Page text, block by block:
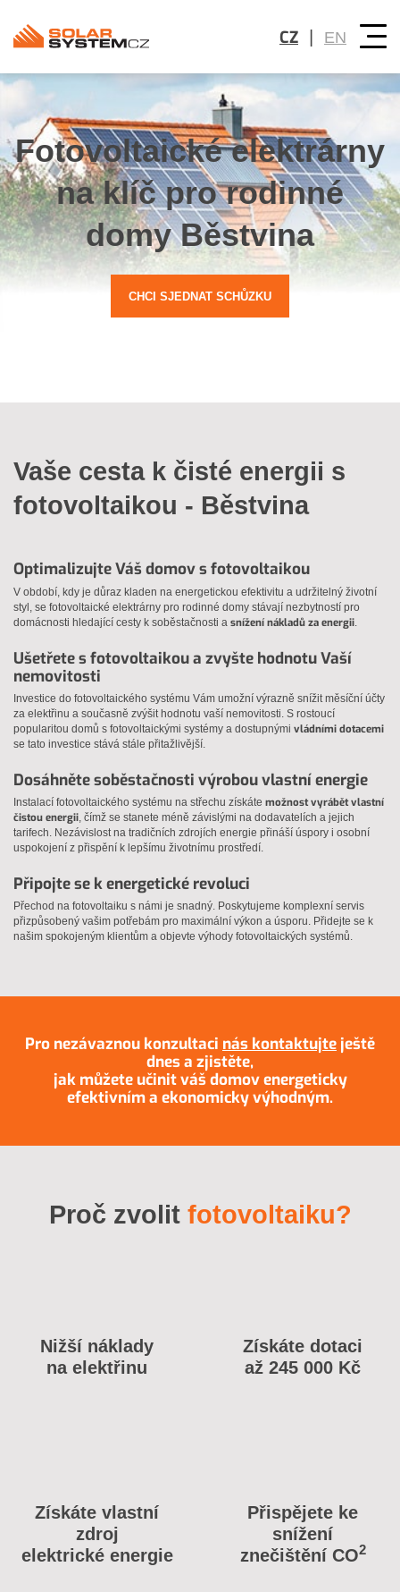
CZ EN
Fotovoltaické elektrárny
na klíč pro rodinné
domy Běstvina
CHCI SJEDNAT SCHŮZKU
Vaše cesta k čisté energii s
fotovoltaikou - Běstvina
Optimalizujte Váš domov s fotovoltaikou
V období, kdy je důraz kladen na energetickou efektivitu a udržitelný životní
styl, se fotovoltaické elektrárny pro rodinné domy stávají nezbytností pro
domácnosti hledající cesty k soběstačnosti a snížení nákladů za energii
Ušetřete s fotovoltaikou a zvyšte hodnotu Vaší
nemovitosti
Investice do fotovoltaického systému Vám umožní výrazně snížit měsíční účty
za elektřinu a současně zvýšit hodnotu vaší nemovitosti. S rostoucí
popularitou domů s fotovoltaickými systémy a dostupnými vládními dotacemi
se tato investice stává stále přitažlivější.
Dosáhněte soběstačnosti výrobou vlastní energie
Instalací fotovoltaického systému na střechu získáte možnost vyrábět vlastní
čistou energii , čímž se stanete méně závislými na dodavatelích a jejich
tarifech. Nezávislost na tradičních zdrojích energie přináší úspory i osobní
uspokojení z přispění k lepšímu životnímu prostředí.
Připojte se k energetické revoluci
Přechod na fotovoltaiku s námi je snadný. Poskytujeme komplexní servis
přizpůsobený vašim potřebám pro maximální výkon a úsporu. Přidejte se k
našim spokojeným klientům a objevte výhody fotovoltaických systémů.
Pro nezávaznou konzultaci nás kontaktujte ještě
dnes a zjistěte,
jak můžete učinit váš domov energeticky
efektivním a ekonomicky výhodným.
Proč zvolit fotovoltaiku?
Nižší náklady
na elektřinu
Získáte dotaci
až 245 000 Kč
Získáte vlastní
zdroj
elektrické energie
Přispějete ke
snížení
znečištění CO2